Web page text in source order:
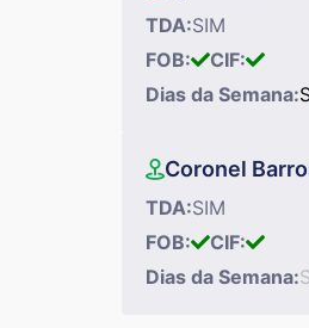
TDA:SIM
FOB:
CIF:
Dias da Semana:
Coronel
TDA:SIM
FOB:
CIF:
Dias da Semana:S